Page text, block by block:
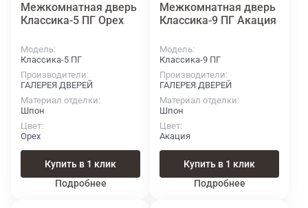
Межкомнатная дверь
Классика-5 ПГ Орех
Модель
Классика-5 ПГ
Производители
ГАЛЕРЕЯ ДВЕРЕЙ
Материал отделки
Шпон
Цвет
Орех
Купить в 1 клик
Подробнее
Межкомнатная дверь
Классика-9 ПГ Акация
Модель
Классика-9 ПГ
Производители
ГАЛЕРЕЯ ДВЕРЕЙ
Материал отделки
Шпон
Цвет
Акация
Купить в 1 клик
Подробнее